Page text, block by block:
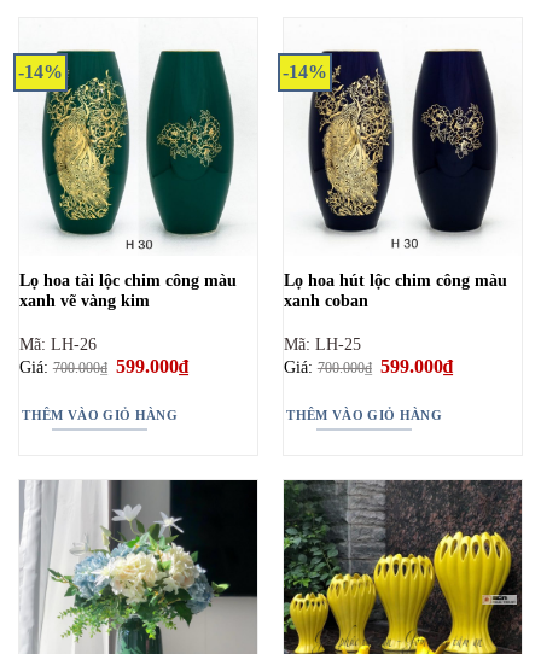
-14%
Lọ hoa tài lộc chim công màu
xanh vẽ vàng kim
Mã: LH-26
Giá:700.000₫ Giá
700.000₫.
599.000₫Giá
hiện
THÊM VÀO GIỎ HÀNG
-14%
Lọ hoa hút lộc chim công màu
xanh coban
Mã: LH-25
Giá:700.000₫ Giá
700.000₫.
599.000₫Giá
hiện
THÊM VÀO GIỎ HÀNG